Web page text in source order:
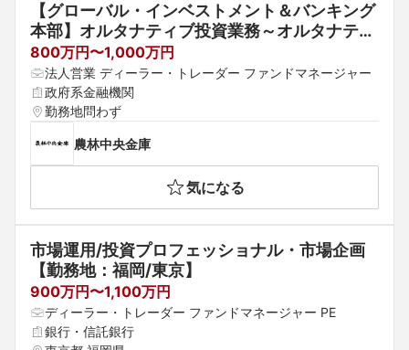
【グローバル・インベストメント＆バンキング
本部】オルタナティブ投資業務～オルタナティ
ブ（エクイティ）投資の分野で新しい投資商品
を切り拓いていただけませんか？～
800万円〜1,000万円
法人営業 ディーラー・トレーダー ファンドマネージャー
政府系金融機関
勤務地問わず
農林中央金庫
気になる
市場運用/投資プロフェッショナル・市場企画
【勤務地：福岡/東京】
900万円〜1,100万円
ディーラー・トレーダー ファンドマネージャー PE
銀行・信託銀行